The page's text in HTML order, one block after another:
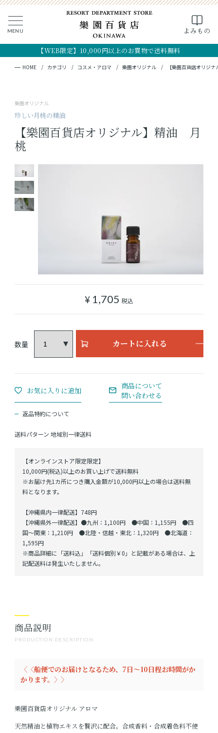
MENU よみもの
【WEB限定】10,000円以上のお買物で送料無料
CLOSE
検索
キーワード検索
MY PAGE CART
全ての商品
フード
クラフト
つくり手
HOME カテゴリ コスメ・アロマ 樂園オリジナル 【樂園百貨店オリジ
樂園オリジナル
珍しい月桃の精油
【樂園百貨店オリジナル】精油 月
桃
¥ 1,705 税込
送料パターン 地域別一律送料
カートに入れる
返品特約について
【オンラインストア限定限定】
10,000円(税込)以上のお買い上げで送料無料
※お届け先1カ所につき購入金額が10,000円以上の場合は送料無
料となります。
【沖縄県内一律配送】748円
【沖縄県外一律配送】●九州：1,100円 ●中国：1,155円 ●四
国～関東：1,210円 ●北陸・信越・東北：1,320円 ●北海道：
1,595円
※商品詳細に「送料込」「送料個別￥0」と記載がある場合は、上
記配送料は発生いたしません。
PRODUCTION DESCRIPTION
商品説明
〈〈船便でのお届けとなるため、7日～10日程お時間がか
かります。〉〉
樂園百貨店オリジナル アロマ
天然精油と植物エキスを贅沢に配合。合成香料・合成着色料不使